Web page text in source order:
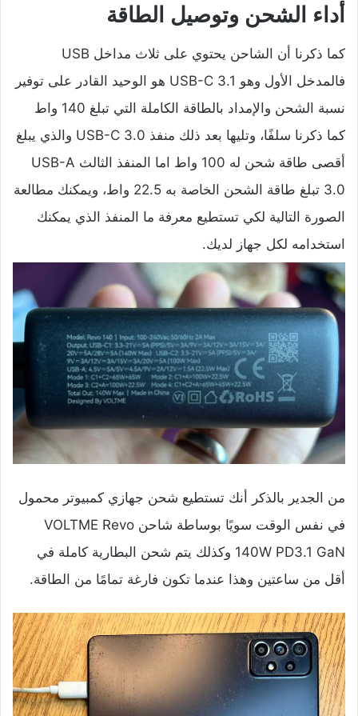
أداء الشحن وتوصيل الطاقة
كما ذكرنا أن الشاحن يحتوي على ثلاث مداخل USB
فالمدخل الأول وهو USB-C 3.1 هو الوحيد القادر على توفير
نسبة الشحن والإمداد بالطاقة الكاملة التي تبلغ 140 واط
كما ذكرنا سلفًا، وتليها بعد ذلك منفذ USB-C 3.0 والذي يبلغ
أقصى طاقة شحن له 100 واط اما المنفذ الثالث USB-A
3.0 تبلغ طاقة الشحن الخاصة به 22.5 واط، ويمكنك مطالعة
الصورة التالية لكي تستطيع معرفة ما المنفذ الذي يمكنك
استخدامه لكل جهاز لديك.
من الجدير بالذكر أنك تستطيع شحن جهازي كمبيوتر محمول
في نفس الوقت سويًا بوساطة شاحن VOLTME Revo
140W PD3.1 GaN وكذلك يتم شحن البطارية كاملة في
أقل من ساعتين وهذا عندما تكون فارغة تمامًا من الطاقة.